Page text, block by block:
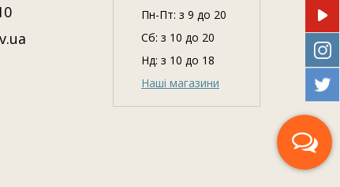
Пн-Пт: з 9 до 20
Сб: з 10 до 20
Нд: з 10 до 18
Наші магазини